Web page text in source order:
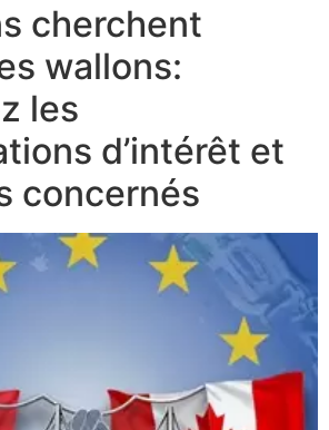
cherchent
wallons:
les
d’intérêt et
concernés